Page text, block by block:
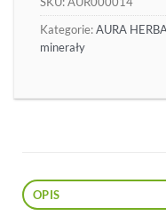
Kategorie:AURA
minerały
OPIS